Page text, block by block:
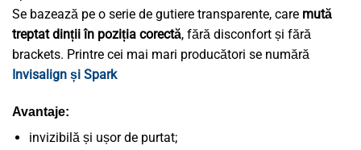
Se bazează pe o serie de gutiere transparente, care mută
treptat dinții în poziția corectă, fără disconfort și fără
brackets. Printre cei mai mari producători se numără
Invisalign și Spark
Avantaje:
invizibilă și ușor de purtat;